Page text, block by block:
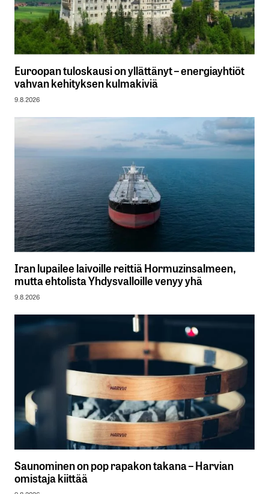
Euroopan tuloskausi on yllättänyt – energiayhtiöt
vahvan kehityksen kulmakiviä
9.8.2026
Iran lupailee laivoille reittiä Hormuzinsalmeen,
mutta ehtolista Yhdysvalloille venyy yhä
9.8.2026
Saunominen on pop rapakon takana – Harvian
omistaja kiittää